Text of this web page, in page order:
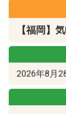
【福岡】
2026年8月